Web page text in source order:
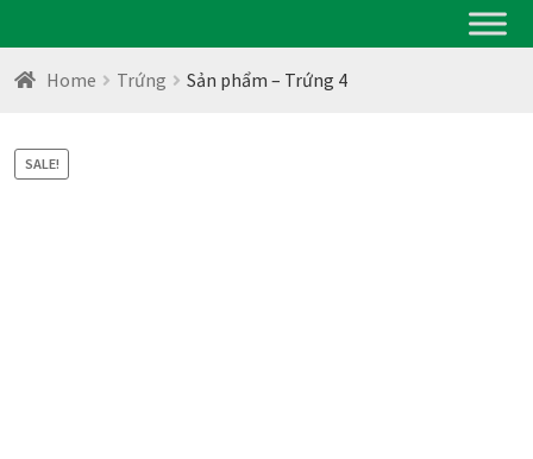
Home Trứng Sản phẩm – Trứng 4
SALE!